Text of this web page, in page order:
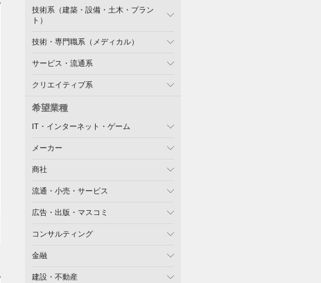
技術系（建築・設備・土木・プラン
ト）
技術・専門職系（メディカル）
サービス・流通系
クリエイティブ系
希望業種
IT・インターネット・ゲーム
メーカー
商社
流通・小売・サービス
広告・出版・マスコミ
コンサルティング
金融
建設・不動産